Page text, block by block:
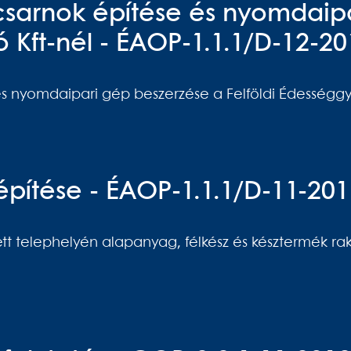
építése és
nél - ÉAOP-1.1.1/D-12-
nyomdaipari gép beszerzése a Felföldi
- ÉAOP-1.1.1/D-11-
telephelyén alapanyag, félkész és késztermék